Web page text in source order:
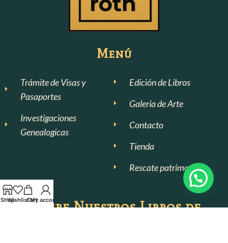
Menú
Trámite de Visas y
Pasaportes
Investigaciones
Genealogicas
Edición de Libros
Galería de Arte
Contacto
Tienda
Rescate patrimonial
Recibe Nuestros Libros de
ShopWishlistCart
My account